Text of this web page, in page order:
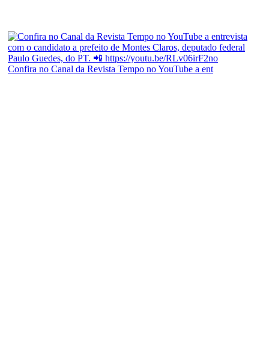
Confira no Canal da Revista Tempo no YouTube a ent